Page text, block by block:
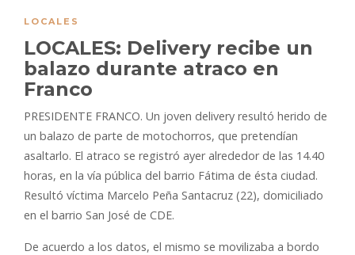
LOCALES
LOCALES: Delivery recibe un
balazo durante atraco en
Franco
PRESIDENTE FRANCO. Un joven delivery resultó herido de
un balazo de parte de motochorros, que pretendían
asaltarlo. El atraco se registró ayer alrededor de las 14.40
horas, en la vía pública del barrio Fátima de ésta ciudad.
Resultó víctima Marcelo Peña Santacruz (22), domiciliado
en el barrio San José de CDE.
De acuerdo a los datos, el mismo se movilizaba a bordo